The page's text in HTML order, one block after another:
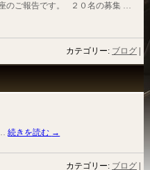
のご報告です。 ２０名の募集 …
カテゴリー: ブログ
…続きを読む →
カテゴリー: ブログ